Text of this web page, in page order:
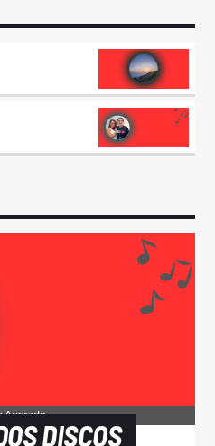
DISCOS